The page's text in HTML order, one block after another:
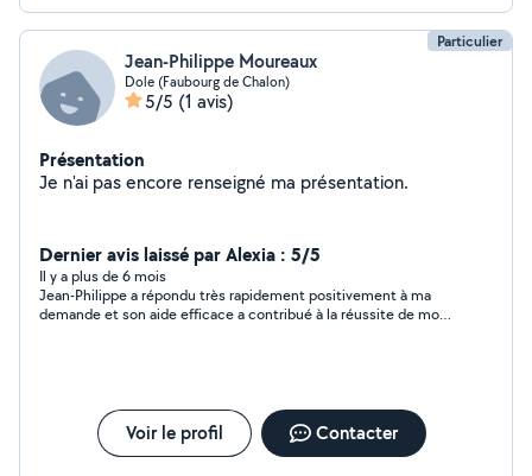
Particulier
Jean-Philippe Moureaux
Dole (Faubourg de Chalon)
5/5 (1 avis)
Présentation
Je n'ai pas encore renseigné ma présentation.
Dernier avis laissé par Alexia : 5/5
Il y a plus de 6 mois
Jean-Philippe a répondu très rapidement positivement à ma
demande et son aide efficace a contribué à la réussite de mon
Voir le profil Contacter